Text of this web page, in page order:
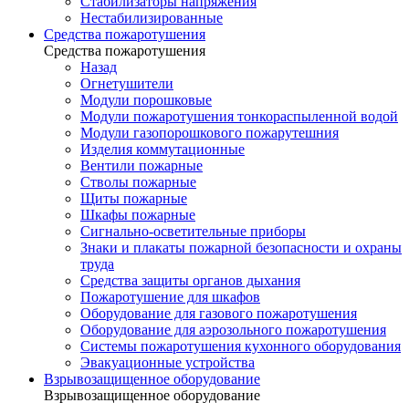
Нестабилизированные
Средства пожаротушения
Средства пожаротушения
Назад
Огнетушители
Модули порошковые
Модули пожаротушения тонкораспыленной водой
Модули газопорошкового пожарутешния
Изделия коммутационные
Вентили пожарные
Стволы пожарные
Щиты пожарные
Шкафы пожарные
Сигнально-осветительные приборы
Знаки и плакаты пожарной безопасности и охраны
труда
Средства защиты органов дыхания
Пожаротушение для шкафов
Оборудование для газового пожаротушения
Оборудование для аэрозольного пожаротушения
Системы пожаротушения кухонного оборудования
Эвакуационные устройства
Взрывозащищенное оборудование
Взрывозащищенное оборудование